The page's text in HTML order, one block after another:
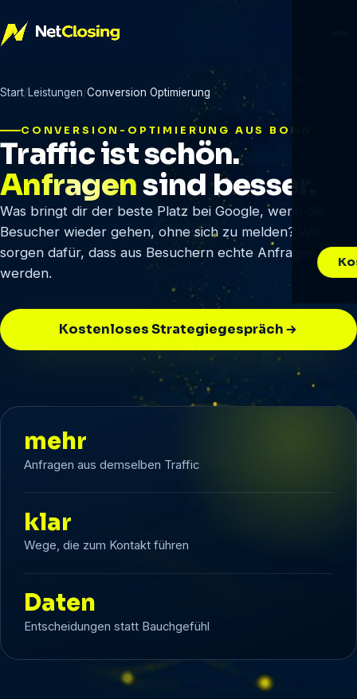
Start Leistungen Conversion Optimierung
CONVERSION-OPTIMIERUNG AUS BONN
Traffic ist schön.
Anfragensind besser.
Was bringt dir der beste Platz bei Google, wenn die
Besucher wieder gehen, ohne sich zu melden? Wir
sorgen dafür, dass aus Besuchern echte Anfragen
werden.
Kostenloses Strategiegespräch
mehr
Anfragen aus demselben Traffic
klar
Wege, die zum Kontakt führen
Daten
Entscheidungen statt Bauchgefühl